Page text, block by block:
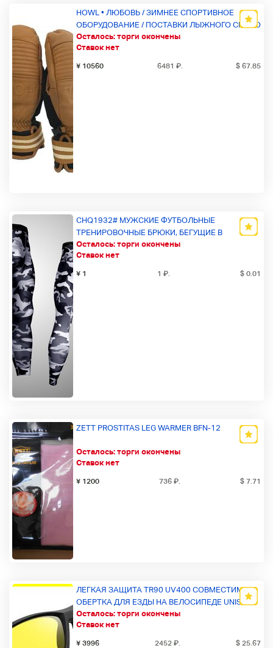
Осталось: торги окончены
Ставок нет
HOWL • ЛЮБОВЬ / ЗИМНЕЕ СПОРТИВНОЕ
ОБОРУДОВАНИЕ / ПОСТАВКИ ЛЫЖНОГО СНОБО
/ ХАУЭР / М / БРАУН
¥ 10560 6481 ₽. $ 67.85
Осталось: торги окончены
Ставок нет
CHQ1932# МУЖСКИЕ ФУТБОЛЬНЫЕ
ТРЕНИРОВОЧНЫЕ БРЮКИ, БЕГУЩИЕ В
КОМПРЕССИОННОМ СПОРТЕ, ЛЕГГИНСЫ
МУЖСКИЕ ДЖО И СПОРТИВНЫЕ БРЮКИ
¥ 1 1 ₽. $ 0.01
Осталось: торги окончены
Ставок нет
ZETT PROSTITAS LEG WARMER BFN-12
¥ 1200 736 ₽. $ 7.71
Осталось: торги окончены
Ставок нет
ЛЕГКАЯ ЗАЩИТА TR90 UV400 СОВМЕСТИМАЯ
ОБЕРТКА ДЛЯ ЕЗДЫ НА ВЕЛОСИПЕДЕ UNISEX
DESIGN RUNNING MENS LENS
¥ 3996 2452 ₽. $ 25.67